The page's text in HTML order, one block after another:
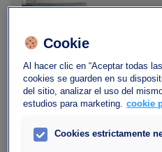
Lumière
40, Avenue
Cookie
Al hacer clic en “Aceptar todas
cookies se guarden en su
del sitio, analizar el uso del
estudios para marketing. cookie
Cookies estrictamente